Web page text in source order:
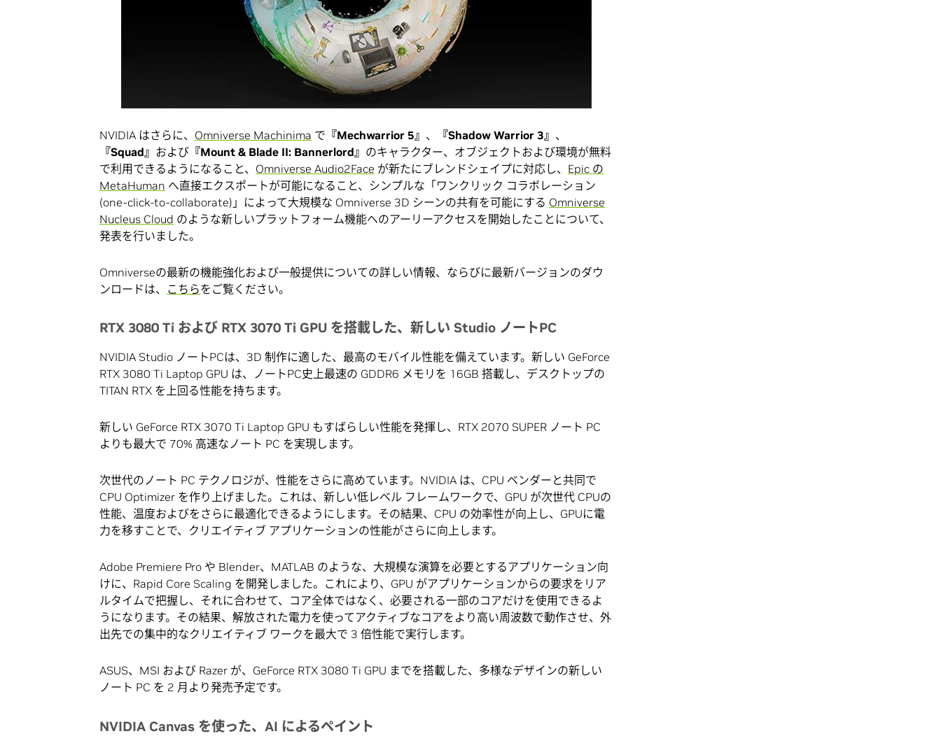
NVIDIA はさらに、 Omniverse Machinima で 『Mechwarrior 5』 、 『Shadow Warrior 3』 、
『Squad』 および 『Mount & Blade II: Bannerlord』 のキャラクター、オブジェクトおよび環境が無料
で利用できるようになること、 Omniverse Audio2Face が新たにブレンドシェイプに対応し、 Epic の
MetaHuman へ直接エクスポートが可能になること、シンプルな「ワンクリック コラボレーション
(one-click-to-collaborate)」によって大規模な Omniverse 3D シーンの共有を可能にする Omniverse
Nucleus Cloud のような新しいプラットフォーム機能へのアーリーアクセスを開始したことについて、
発表を行いました。
Omniverseの最新の機能強化および一般提供についての詳しい情報、ならびに最新バージョンのダウ
ンロードは、 こちらをご覧ください。
RTX 3080 Ti および RTX 3070 Ti GPU を搭載した、新しい Studio ノートPC
NVIDIA Studio ノートPCは、3D 制作に適した、最高のモバイル性能を備えています。新しい GeForce
RTX 3080 Ti Laptop GPU は、ノートPC史上最速の GDDR6 メモリを 16GB 搭載し、デスクトップの
TITAN RTX を上回る性能を持ちます。
新しい GeForce RTX 3070 Ti Laptop GPU もすばらしい性能を発揮し、RTX 2070 SUPER ノート PC
よりも最大で 70% 高速なノート PC を実現します。
次世代のノート PC テクノロジが、性能をさらに高めています。NVIDIA は、CPU ベンダーと共同で
CPU Optimizer を作り上げました。これは、新しい低レベル フレームワークで、GPU が次世代 CPUの
性能、温度およびをさらに最適化できるようにします。その結果、CPU の効率性が向上し、GPUに電
力を移すことで、クリエイティブ アプリケーションの性能がさらに向上します。
Adobe Premiere Pro や Blender、MATLAB のような、大規模な演算を必要とするアプリケーション向
けに、Rapid Core Scaling を開発しました。これにより、GPU がアプリケーションからの要求をリア
ルタイムで把握し、それに合わせて、コア全体ではなく、必要される一部のコアだけを使用できるよ
うになります。その結果、解放された電力を使ってアクティブなコアをより高い周波数で動作させ、外
出先での集中的なクリエイティブ ワークを最大で 3 倍性能で実行します。
ASUS、MSI および Razer が、GeForce RTX 3080 Ti GPU までを搭載した、多様なデザインの新しい
ノート PC を 2 月より発売予定です。
NVIDIA Canvas を使った、AI によるペイント